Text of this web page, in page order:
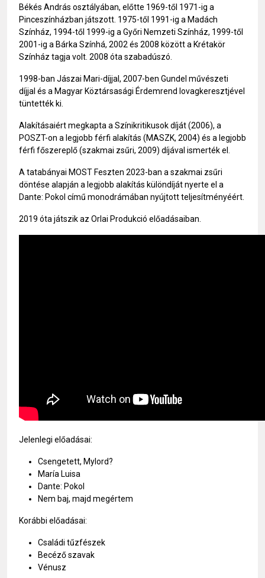
Békés András osztályában, előtte 1969-től 1971-ig a
Pinceszínházban játszott. 1975-től 1991-ig a Madách
Színház, 1994-től 1999-ig a Győri Nemzeti Színház, 1999-től
2001-ig a Bárka Színhá, 2002 és 2008 között a Krétakör
Színház tagja volt. 2008 óta szabadúszó.
1998-ban Jászai Mari-díjjal, 2007-ben Gundel művészeti
díjjal és a Magyar Köztársasági Érdemrend lovagkeresztjével
tüntették ki.
Alakításaiért megkapta a Színikritikusok díját (2006), a
POSZT-on a legjobb férfi alakítás (MASZK, 2004) és a legjobb
férfi főszereplő (szakmai zsűri, 2009) díjával ismerték el.
A tatabányai MOST Feszten 2023-ban a szakmai zsűri
döntése alapján a legjobb alakítás különdíját nyerte el a
Dante: Pokol című monodrámában nyújtott teljesítményéért.
2019 óta játszik az Orlai Produkció előadásaiban.
Jelenlegi előadásai:
Csengetett, Mylord?
María Luisa
Dante: Pokol
Nem baj, majd megértem
Korábbi előadásai:
Családi tűzfészek
Becéző szavak
Vénusz